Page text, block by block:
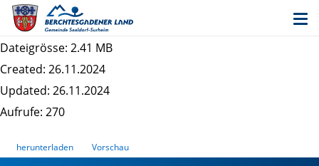
Entwurf 4. Änderung des Bebauungsplans
Schrankbaum - Begründung
Dateigrösse: 2.41 MB
Created: 26.11.2024
Updated: 26.11.2024
Aufrufe: 270
herunterladen Vorschau